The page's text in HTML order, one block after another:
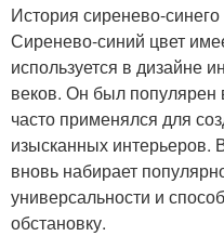
История сиренево-синего
Сиренево-синий цвет
используется в дизайне
веков. Он был популярен
часто применялся для
изысканных интерьеров.
вновь набирает
универсальности и
обстановку.